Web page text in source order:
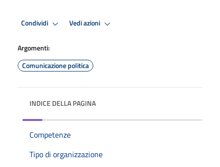
Condividi Vedi azioni
Argomenti:
Comunicazione politica
INDICE DELLA PAGINA
Competenze
Tipo di organizzazione